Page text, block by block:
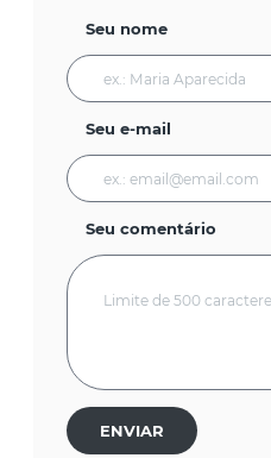
Seu nome
Seu e-mail
Seu comentário
ENVIAR